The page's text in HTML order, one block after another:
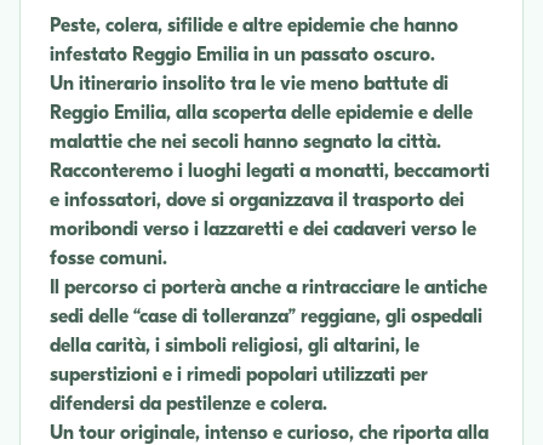
Peste, colera, sifilide e altre epidemie che hanno
infestato Reggio Emilia in un passato oscuro.
Un itinerario insolito tra le vie meno battute di
Reggio Emilia, alla scoperta delle epidemie e delle
malattie che nei secoli hanno segnato la città.
Racconteremo i luoghi legati a monatti, beccamorti
e infossatori, dove si organizzava il trasporto dei
moribondi verso i lazzaretti e dei cadaveri verso le
fosse comuni.
Il percorso ci porterà anche a rintracciare le antiche
sedi delle “case di tolleranza” reggiane, gli ospedali
della carità, i simboli religiosi, gli altarini, le
superstizioni e i rimedi popolari utilizzati per
difendersi da pestilenze e colera.
Un tour originale, intenso e curioso, che riporta alla